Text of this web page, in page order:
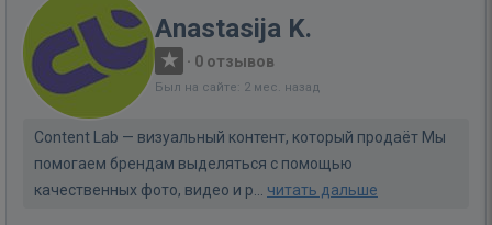
Anastasija K.
· 0 отзывов
Был на сайте: 2 мес. назад
Content Lab — визуальный контент, который продаёт Мы
помогаем брендам выделяться с помощью
качественных фото, видео и р... читать дальше